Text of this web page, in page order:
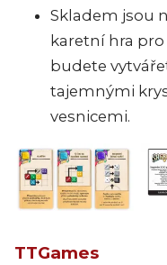
Skladem jsou
karetní hra pro
budete
tajemnými
vesnicemi.
TTGames